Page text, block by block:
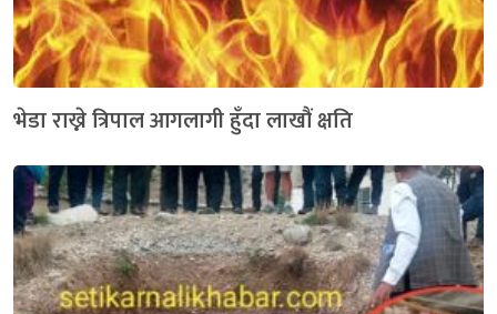
भेडा राख्ने त्रिपाल आगलागी हुँदा लाखौं क्षति